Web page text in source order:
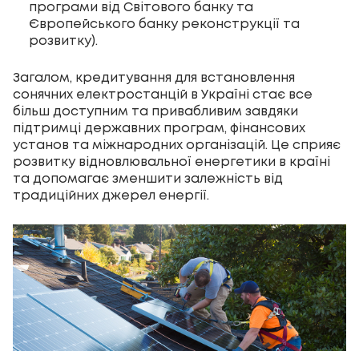
програми від Світового банку та
Європейського банку реконструкції та
розвитку).
Загалом, кредитування для встановлення
сонячних електростанцій в Україні стає все
більш доступним та привабливим завдяки
підтримці державних програм, фінансових
установ та міжнародних організацій. Це сприяє
розвитку відновлювальної енергетики в країні
та допомагає зменшити залежність від
традиційних джерел енергії.